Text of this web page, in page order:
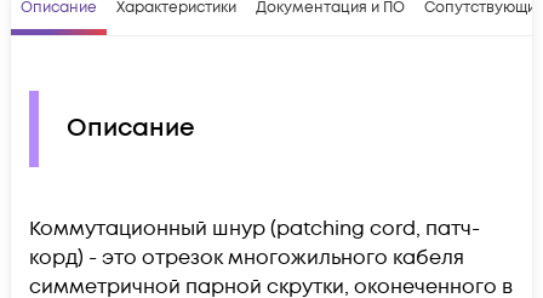
Описание Характеристики Документация и ПО
Описание
Коммутационный шнур (patching cord, патч-
корд) - это отрезок многожильного кабеля
симметричной парной скрутки, оконеченного в